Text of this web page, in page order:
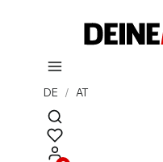
DE / AT
Suchmaschine öffnen